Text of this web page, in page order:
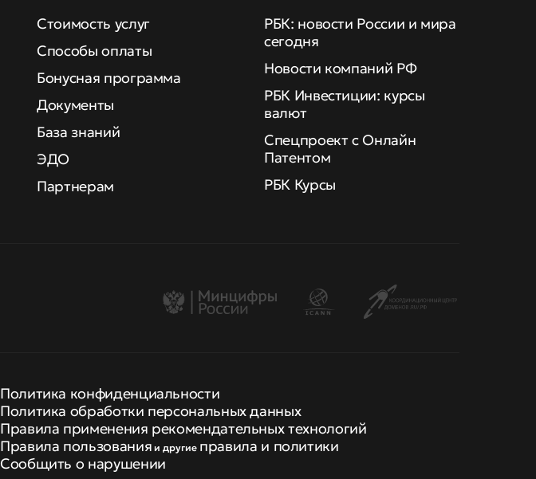
Стоимость услуг
Способы оплаты
Бонусная программа
Документы
База знаний
ЭДО
Партнерам
РБК: новости России и мира
сегодня
Новости компаний РФ
РБК Инвестиции: курсы
валют
Спецпроект с Онлайн
Патентом
РБК Курсы
Политика конфиденциальности
Политика обработки персональных данных
Правила применения рекомендательных технологий
Правила пользования и другие правила и политики
Сообщить о нарушении